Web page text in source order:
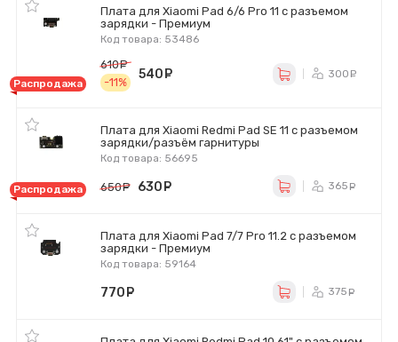
Плата для Xiaomi Pad 6/6 Pro 11 с разъемом
зарядки - Премиум
Код товара: 53486
Распродажа
610
-11%
540 300
Плата для Xiaomi Redmi Pad SE 11 с разъемом
зарядки/разъём гарнитуры
Код товара: 56695
Распродажа 650 руб.
630 365
Плата для Xiaomi Pad 7/7 Pro 11.2 с разъемом
зарядки - Премиум
Код товара: 59164
770 375